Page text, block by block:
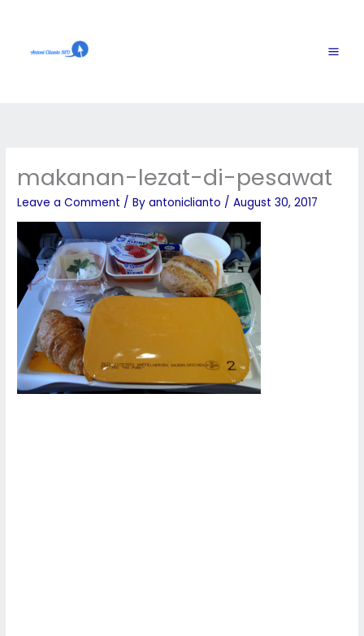
content
makanan-lezat-di-pesawat
Leave a Comment / Byantoniclianto /August 30, 2017